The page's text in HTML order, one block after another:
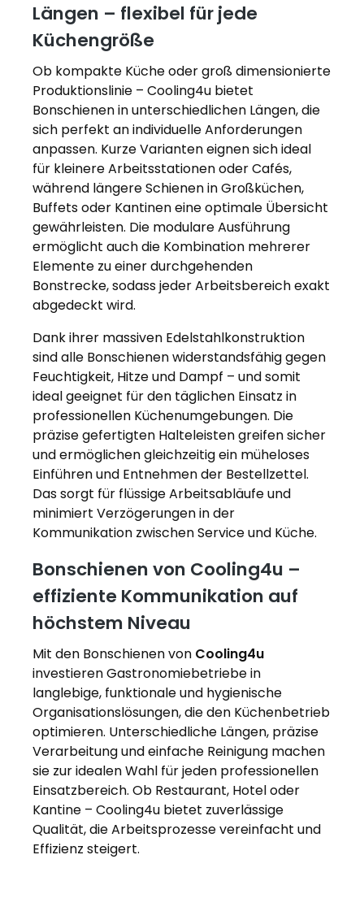
Längen – flexibel für jede
Küchengröße
Ob kompakte Küche oder groß dimensionierte
Produktionslinie – Cooling4u bietet
Bonschienen in unterschiedlichen Längen, die
sich perfekt an individuelle Anforderungen
anpassen. Kurze Varianten eignen sich ideal
für kleinere Arbeitsstationen oder Cafés,
während längere Schienen in Großküchen,
Buffets oder Kantinen eine optimale Übersicht
gewährleisten. Die modulare Ausführung
ermöglicht auch die Kombination mehrerer
Elemente zu einer durchgehenden
Bonstrecke, sodass jeder Arbeitsbereich exakt
abgedeckt wird.
Dank ihrer massiven Edelstahlkonstruktion
sind alle Bonschienen widerstandsfähig gegen
Feuchtigkeit, Hitze und Dampf – und somit
ideal geeignet für den täglichen Einsatz in
professionellen Küchenumgebungen. Die
präzise gefertigten Halteleisten greifen sicher
und ermöglichen gleichzeitig ein müheloses
Einführen und Entnehmen der Bestellzettel.
Das sorgt für flüssige Arbeitsabläufe und
minimiert Verzögerungen in der
Kommunikation zwischen Service und Küche.
Bonschienen von Cooling4u –
effiziente Kommunikation auf
höchstem Niveau
Mit den Bonschienen von Cooling4u
investieren Gastronomiebetriebe in
langlebige, funktionale und hygienische
Organisationslösungen, die den Küchenbetrieb
optimieren. Unterschiedliche Längen, präzise
Verarbeitung und einfache Reinigung machen
sie zur idealen Wahl für jeden professionellen
Einsatzbereich. Ob Restaurant, Hotel oder
Kantine – Cooling4u bietet zuverlässige
Qualität, die Arbeitsprozesse vereinfacht und
Effizienz steigert.